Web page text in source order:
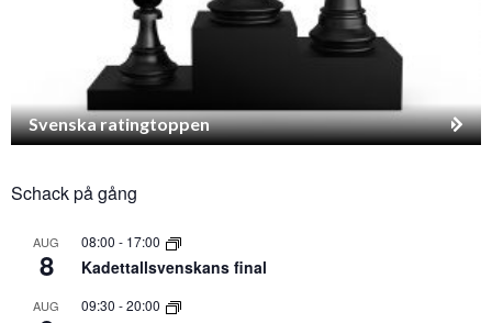
Svenska ratingtoppen
Schack på gång
AUG
8
08:00 - 17:00
Kadettallsvenskans final
AUG 09:30 -20:00